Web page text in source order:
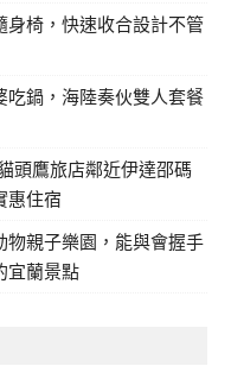
身椅，快速收合設計不管
吃鍋，海陸奏伙雙人套餐
頭鷹旅店鄰近伊達邵碼
惠住宿
物親子樂園，能與會握手
宜蘭景點